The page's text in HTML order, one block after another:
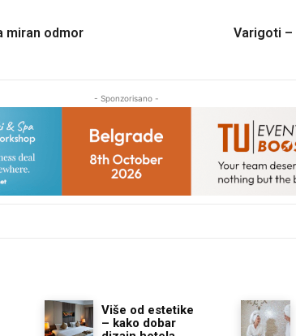
miran odmor Varigoti –
- Sponzorisano -
Više od estetike
– kako dobar